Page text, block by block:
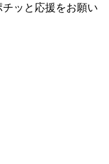
ッと応援をお願い